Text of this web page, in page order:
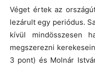
Véget értek az
lezárult egy periódus.
kívül mindösszesen
megszerezni
3 pont) és Molnár